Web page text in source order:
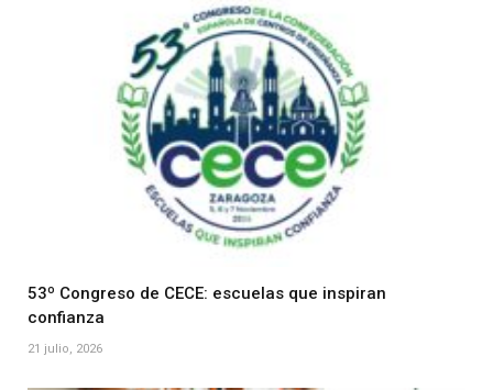
53º Congreso de CECE: escuelas que inspiran
confianza
21 julio, 2026